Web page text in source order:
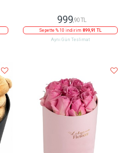
999,90 TL
Sepette % 10 indirim 899,91 TL
Aynı Gün Teslimat